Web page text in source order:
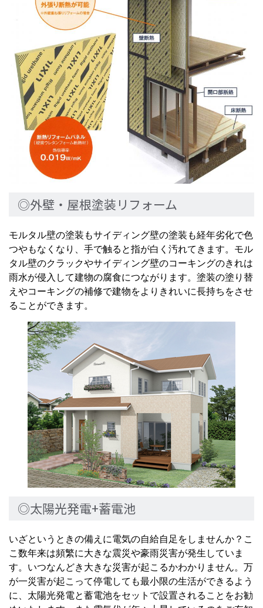
◎外壁・屋根塗装リフォーム
モルタル壁の塗装もサイディング壁の塗装も経年劣化で色
つやもなくなり、手で触ると指が白く汚れてきます。モル
タル壁のクラックやサイディング壁のコーキングのきれは
雨水が侵入して建物の腐食につながります。塗装の塗り替
えやコーキングの補修で建物をよりきれいに長持ちをさせ
ることができます。
◎太陽光発電+蓄電池
いざというときの備えに電気の自給自足をしませんか？こ
こ数年来は頻繁に大きな震災や豪雨災害が発生していま
す。いつなんどき大きな災害が起こるかわかりません。万
が一災害が起こって停電しても最小限の生活ができるよう
に、太陽光発電と蓄電池をセットで設置されることをお勧